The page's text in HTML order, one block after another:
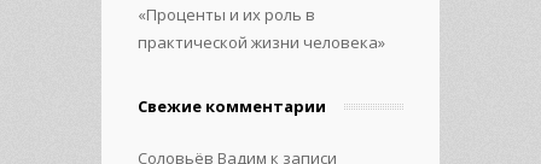
«Проценты и их роль в
практической жизни человека»
Свежие комментарии
Соловьёв Вадим к записи